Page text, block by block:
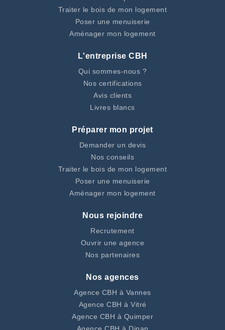
Traiter le bois de mon logement
Poser une menuiserie
Aménager mon logement
L'entreprise CBH
Qui sommes-nous ?
Nos certifications
Avis clients
Livres blancs
Préparer mon projet
Demander un devis
Nos conseils
Traiter le bois de mon logement
Poser une menuiserie
Aménager mon logement
Nous rejoindre
Recrutement
Ouvrir une agence
Nos partenaires
Nos agences
Agence CBH à Vannes
Agence CBH à Vitré
Agence CBH à Quimper